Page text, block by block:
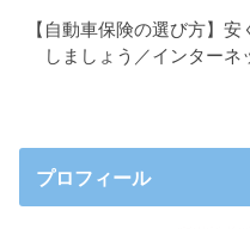
【自動車保険の選び方】
しましょう／インター
プロフィール